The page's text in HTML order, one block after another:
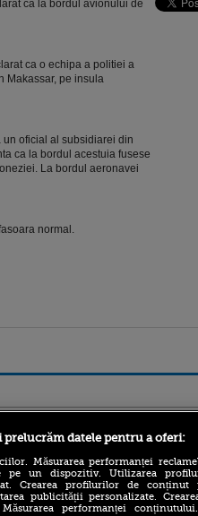
ca la bordul avionului de
ca o echipa a politiei a
Makassar, pe insula
un oficial al subsidiarei din
ca la bordul acestuia fusese
La bordul aeronavei
normal.
datele pentru a oferi:
Măsurarea performanței
pe un dispozitiv. Utilizarea
Crearea profilurilor de conținut
publicității personalizate.
performanței